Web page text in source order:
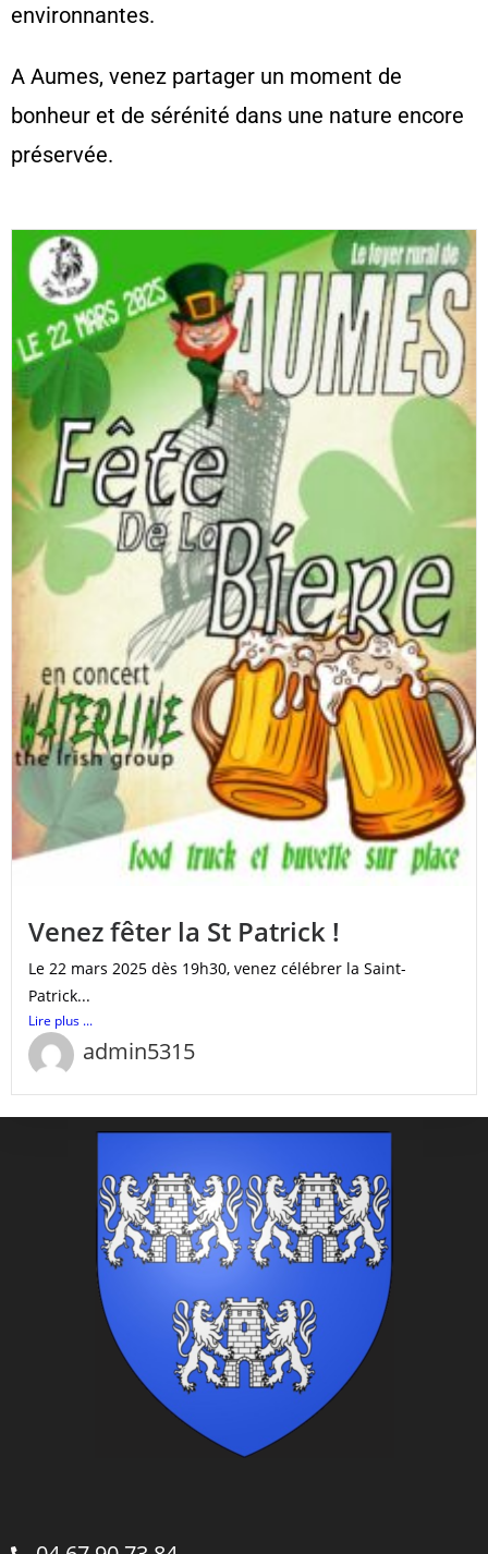
environnantes.
A Aumes, venez partager un moment de
bonheur et de sérénité dans une nature encore
préservée.
Venez fêter la St Patrick !
Le 22 mars 2025 dès 19h30, venez célébrer la Saint-
Patrick...
Lire plus ...
admin5315